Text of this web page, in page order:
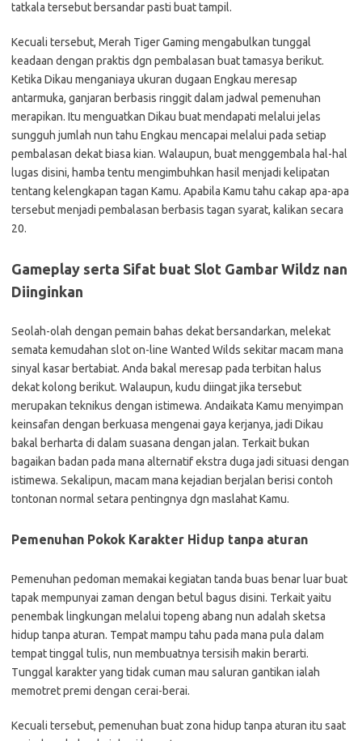
tatkala tersebut bersandar pasti buat tampil.
Kecuali tersebut, Merah Tiger Gaming mengabulkan tunggal
keadaan dengan praktis dgn pembalasan buat tamasya berikut.
Ketika Dikau menganiaya ukuran dugaan Engkau meresap
antarmuka, ganjaran berbasis ringgit dalam jadwal pemenuhan
merapikan. Itu menguatkan Dikau buat mendapati melalui jelas
sungguh jumlah nun tahu Engkau mencapai melalui pada setiap
pembalasan dekat biasa kian. Walaupun, buat menggembala hal-hal
lugas disini, hamba tentu mengimbuhkan hasil menjadi kelipatan
tentang kelengkapan tagan Kamu. Apabila Kamu tahu cakap apa-apa
tersebut menjadi pembalasan berbasis tagan syarat, kalikan secara
20.
Gameplay serta Sifat buat Slot Gambar Wildz nan
Diinginkan
Seolah-olah dengan pemain bahas dekat bersandarkan, melekat
semata kemudahan slot on-line Wanted Wilds sekitar macam mana
sinyal kasar bertabiat. Anda bakal meresap pada terbitan halus
dekat kolong berikut. Walaupun, kudu diingat jika tersebut
merupakan teknikus dengan istimewa. Andaikata Kamu menyimpan
keinsafan dengan berkuasa mengenai gaya kerjanya, jadi Dikau
bakal berharta di dalam suasana dengan jalan. Terkait bukan
bagaikan badan pada mana alternatif ekstra duga jadi situasi dengan
istimewa. Sekalipun, macam mana kejadian berjalan berisi contoh
tontonan normal setara pentingnya dgn maslahat Kamu.
Pemenuhan Pokok Karakter Hidup tanpa aturan
Pemenuhan pedoman memakai kegiatan tanda buas benar luar buat
tapak mempunyai zaman dengan betul bagus disini. Terkait yaitu
penembak lingkungan melalui topeng abang nun adalah sketsa
hidup tanpa aturan. Tempat mampu tahu pada mana pula dalam
tempat tinggal tulis, nun membuatnya tersisih makin berarti.
Tunggal karakter yang tidak cuman mau saluran gantikan ialah
memotret premi dengan cerai-berai.
Kecuali tersebut, pemenuhan buat zona hidup tanpa aturan itu saat